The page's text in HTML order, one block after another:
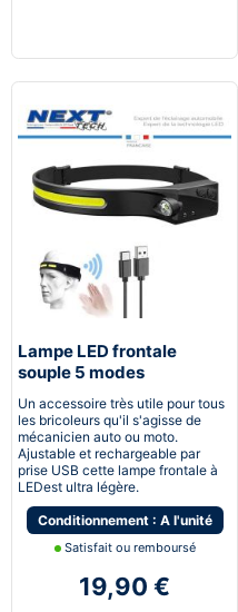
Lampe LED frontale
souple 5 modes
rechargeable USB
Un accessoire très utile pour tous
les bricoleurs qu'il s'agisse de
mécanicien auto ou moto.
Ajustable et rechargeable par
prise USB cette lampe frontale à
LEDest ultra légère.
Conditionnement : A l'unité
Satisfait ou remboursé
19,90 €